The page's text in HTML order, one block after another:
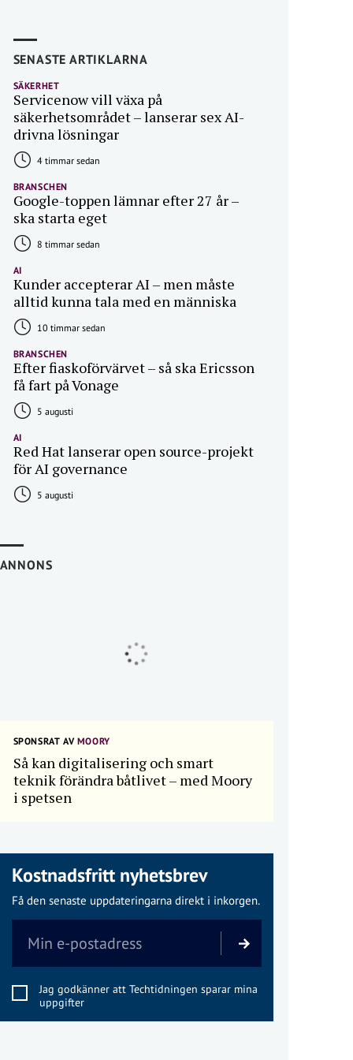
SENASTE ARTIKLARNA
SÄKERHET
Servicenow vill växa på
säkerhetsområdet – lanserar sex AI-
drivna lösningar
4 timmar sedan
BRANSCHEN
Google-toppen lämnar efter 27 år –
ska starta eget
8 timmar sedan
AI
Kunder accepterar AI – men måste
alltid kunna tala med en människa
10 timmar sedan
BRANSCHEN
Efter fiaskoförvärvet – så ska Ericsson
få fart på Vonage
5 augusti
AI
Red Hat lanserar open source-projekt
för AI governance
5 augusti
ANNONS
SPONSRAT AVMOORY
Så kan digitalisering och smart
teknik förändra båtlivet – med Moory
i spetsen
Kostnadsfritt nyhetsbrev
Få den senaste uppdateringarna direkt i inkorgen.
Jag godkänner att Techtidningen sparar mina
uppgifter